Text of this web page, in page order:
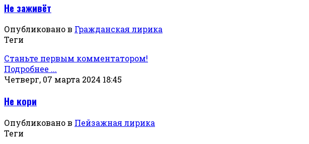
Не заживёт
Опубликовано в Гражданская лирика
Теги
Станьте первым комментатором!
Подробнее ...
Четверг, 07 марта 2024 18:45
Не кори
Опубликовано в Пейзажная лирика
Теги